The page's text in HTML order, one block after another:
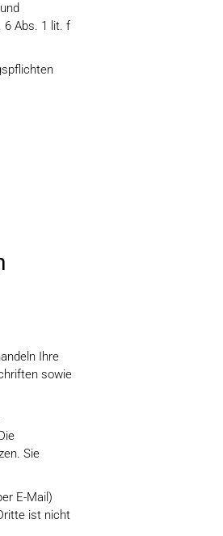
6 Abs. 1 lit. f
Ihre
sowie
Sie
E-Mail)
ist nicht